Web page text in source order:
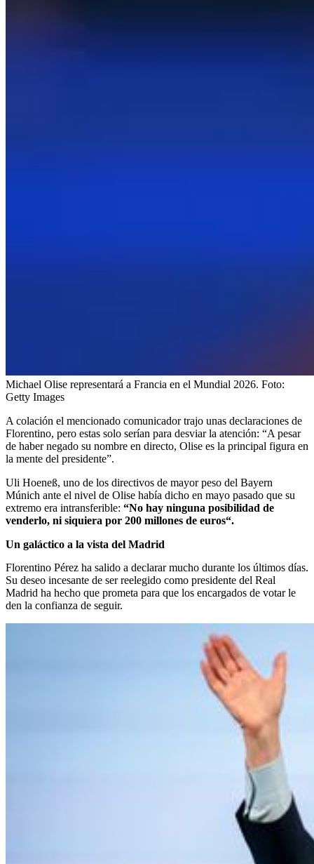
Michael Olise representará a Francia en el Mundial 2026. Foto:
Getty Images
A colación el mencionado comunicador trajo unas declaraciones de
Florentino, pero estas solo serían para desviar la atención: “A pesar
de haber negado su nombre en directo, Olise es la principal figura en
la mente del presidente”.
Uli Hoeneß, uno de los directivos de mayor peso del Bayern
Múnich ante el nivel de Olise había dicho en mayo pasado que su
extremo era intransferible: “No hay ninguna posibilidad de
venderlo, ni siquiera por 200 millones de euros“.
Un galáctico a la vista del Madrid
Florentino Pérez ha salido a declarar mucho durante los últimos días.
Su deseo incesante de ser reelegido como presidente del Real
Madrid ha hecho que prometa para que los encargados de votar le
den la confianza de seguir.